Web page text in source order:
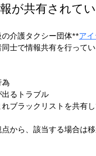
が共有されて
介護タクシー団体**ア
士で情報共有を行ってい
るトラブル
ブラックリストを共有
から、該当する場合は